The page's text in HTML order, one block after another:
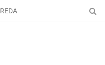
REDAKSI